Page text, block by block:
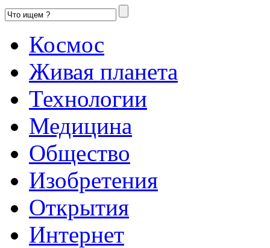
Космос
Живая планета
Технологии
Медицина
Общество
Изобретения
Открытия
Интернет